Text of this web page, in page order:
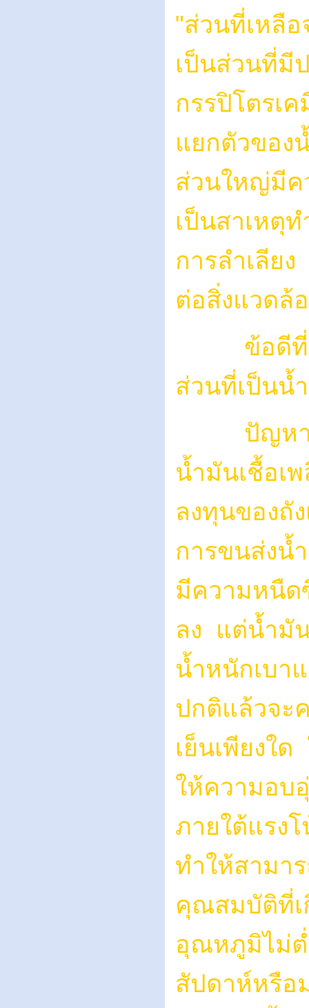
"ส่วนที่เหลื
เป็นส่วนที่มี
กรรปิโตรเ
แยกตัวของ
ส่วนใหญ่มีค
เป็นสาเหตุ
การลำเลีย
ต่อสิ่งแวดล้
ข้อดีที่สำ
ส่วนที่เป็นน้
ปัญหาที่เ
น้ำมันเชื้อเ
ลงทุนของถั
การขนส่งน้
มีความหนืด
ลง แต่น้ำมั
น้ำหนักเบา
ปกติแล้วจะ
เย็นเพียงใ
ให้ความอบ
ภายใต้แรง
ทำให้สามา
คุณสมบัติที่เ
อุณหภูมิไม่ต่
สัปดาห์หรือ